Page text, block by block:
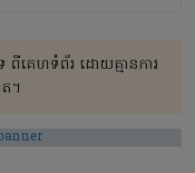
ពីគេហទំព័រ ដោយគ្មានការ
។